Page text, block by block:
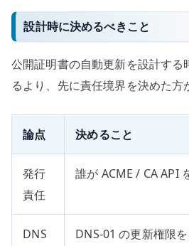
設計時に決めるべきこと
公開証明書の自動更新を設計する
るより、先に責任境界を決めた方
論点 決めること
発行
責任
誰が ACME / CA API
DNS
DNS-01 の更新権限